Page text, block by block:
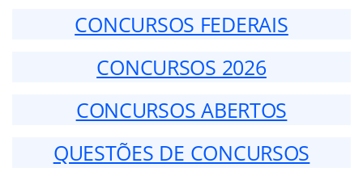
CONCURSOS FEDERAIS
CONCURSOS 2026
CONCURSOS ABERTOS
QUESTÕES DE CONCURSOS